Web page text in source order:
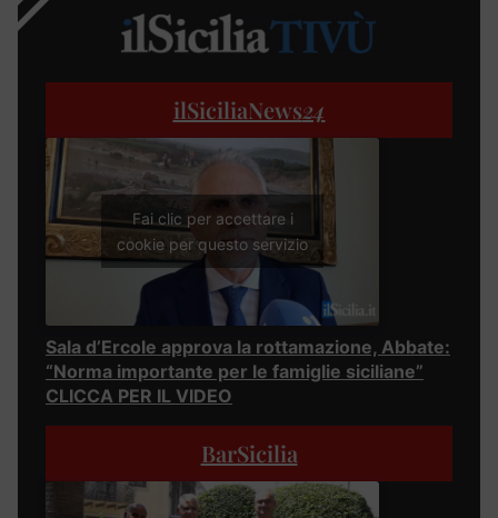
ilSiciliaNews24
Fai clic per accettare i
cookie per questo servizio
Sala d’Ercole approva la rottamazione, Abbate:
“Norma importante per le famiglie siciliane”
CLICCA PER IL VIDEO
BarSicilia